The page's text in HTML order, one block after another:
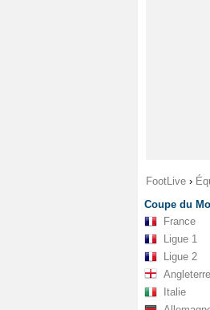
FootLive ›
Coupe du
France
Ligue 1
Ligue 2
Angleterre
Italie